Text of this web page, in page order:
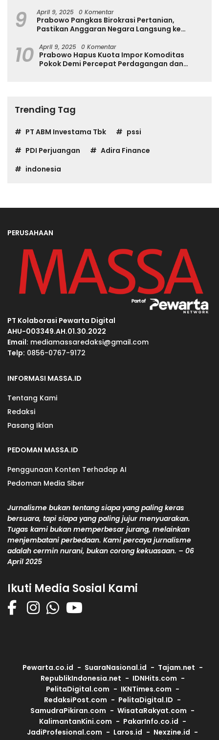
9 April 9, 2025 0 Komentar
Prabowo Pangkas Birokrasi Pertanian,
Pastikan Anggaran Negara Langsung ke
10 April 9, 2025 0 Komentar
Prabowo Hapus Kuota Impor Komoditas
Pokok Demi Percepat Perdagangan dan
Trending Tag
PT ABM Investama Tbk
pssi
PDI Perjuangan
Adira Finance
indonesia
PERUSAHAAN
PT Kolaborasi Pewarta Digital
AHU-003349.AH.01.30.2022
Email: mediamassaredaksi@gmail.com
Telp: 0856-0767-9172
INFORMASI MASSA.ID
Tentang Kami
Redaksi
Pasang Iklan
PEDOMAN MASSA.ID
Penggunaan Konten Terhadap AI
Pedoman Media Siber
Jurnalisme bukan tentang siapa yang paling keras
bersuara, tapi siapa yang paling jujur menyuarakan.
Tugas kami bukan memperbesar jurang, melainkan
menjembatani perbedaan. Kami percaya jurnalisme
adalah cermin nurani, bukan corong kekuasaan. – 06
April 2025
Ikuti Media Sosial Kami
Pewarta.co.id SuaraNasional.id
Tajam.net
RepublikIndonesia.net
IDNHits.com
PelitaDigital.com
IKNTimes.com
RedaksiPost.com
PelitaDigital.ID
SamudraPikiran.com
WisataRakyat.com
KalimantanKini.com
PakarInfo.co.id
JadiProfesional.com
Laros.id
Nexzine.id